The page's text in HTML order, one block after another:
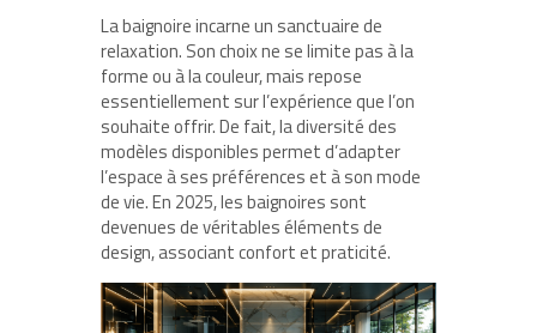
La baignoire incarne un sanctuaire de
relaxation. Son choix ne se limite pas à la
forme ou à la couleur, mais repose
essentiellement sur l’expérience que l’on
souhaite offrir. De fait, la diversité des
modèles disponibles permet d’adapter
l’espace à ses préférences et à son mode
de vie. En 2025, les baignoires sont
devenues de véritables éléments de
design, associant confort et praticité.